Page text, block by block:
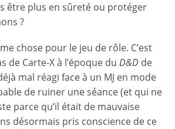
être plus en sûreté ou protéger
?
chose pour le jeu de rôle. C’est
de Carte-X à l’époque du D&D de
mal réagi face à un MJ en mode
de ruiner une séance (et qui ne
parce qu’il était de mauvaise
désormais pris conscience de ce